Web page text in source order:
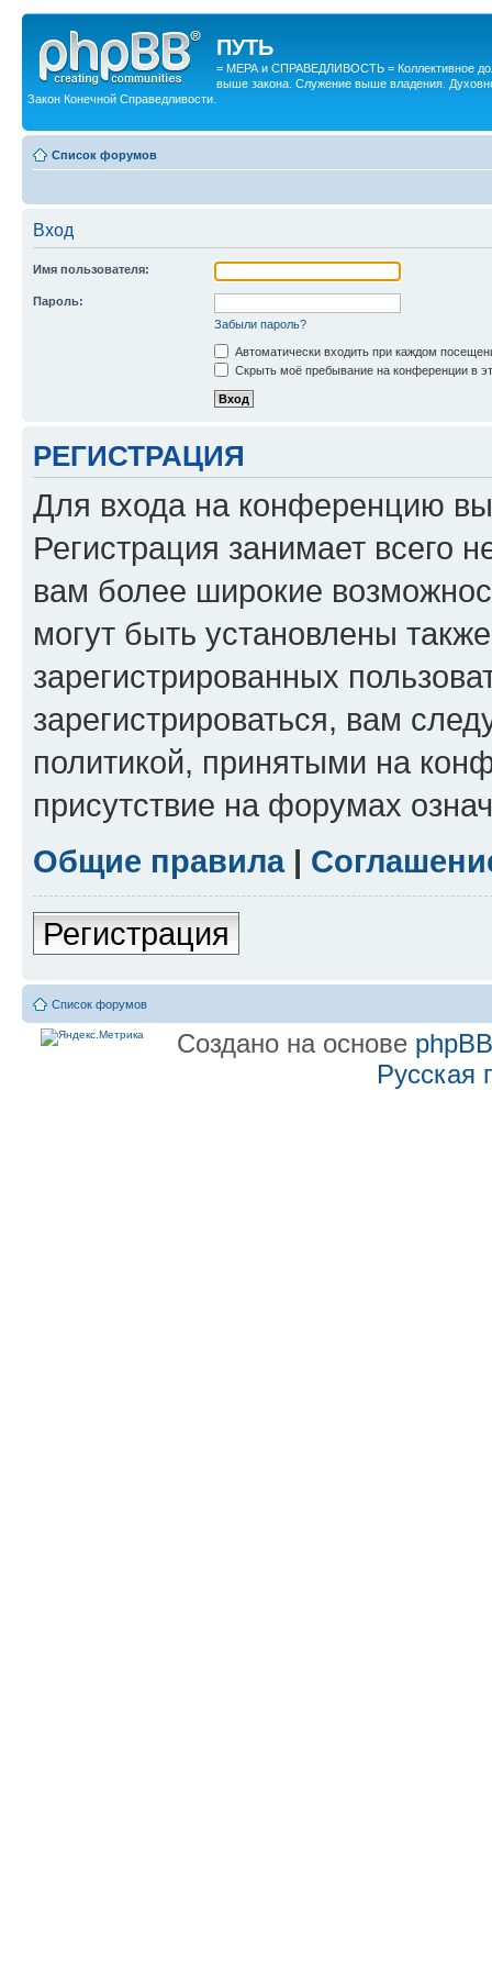
ПУТЬ
= МЕРА и СПРАВЕДЛИВОСТЬ = Коллективное
выше закона. Служение выше владения.
Закон Конечной Справедливости.
Список форумов
Вход
Имя пользователя:
Пароль:
Забыли пароль?
Автоматически входить при каждом
Скрыть моё пребывание на конференции в
РЕГИСТРАЦИЯ
Для входа на конференцию
Регистрация занимает всего
вам более широкие
могут быть установлены
зарегистрированных
зарегистрироваться, вам
политикой, принятыми на
присутствие на форумах
Общие правила|
Регистрация
Список форумов
Создано на основе phpBB
Русская